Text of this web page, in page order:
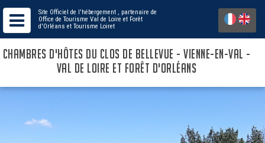
Site Officiel de l'hébergement , partenaire de
Office de Tourisme Val de Loire et Forêt
d'Orléans et Tourisme Loiret
CHAMBRES D'HÔTES DU CLOS DE BELLEVUE - VIENNE-EN-VAL -
VAL DE LOIRE ET FORÊT D'ORLÉANS